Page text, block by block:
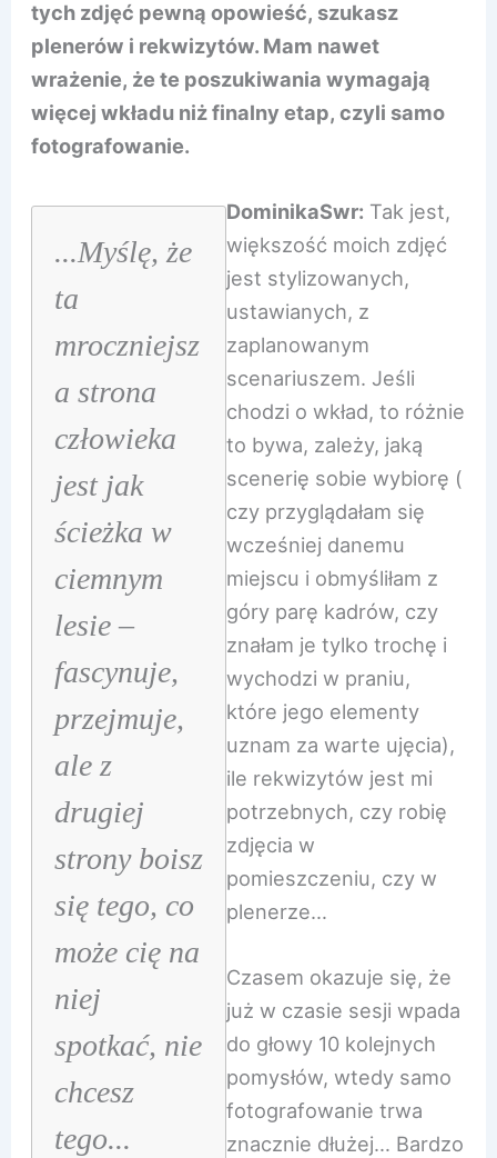
tych zdjęć pewną opowieść, szukasz
plenerów i rekwizytów. Mam nawet
wrażenie, że te poszukiwania wymagają
więcej wkładu niż finalny etap, czyli samo
fotografowanie.
...Myślę, że
ta
mroczniejsz
a strona
człowieka
jest jak
ścieżka w
ciemnym
lesie –
fascynuje,
przejmuje,
ale z
drugiej
strony boisz
się tego, co
może cię na
niej
spotkać, nie
chcesz
tego...
DominikaSwr: Tak jest,
większość moich zdjęć
jest stylizowanych,
ustawianych, z
zaplanowanym
scenariuszem. Jeśli
chodzi o wkład, to różnie
to bywa, zależy, jaką
scenerię sobie wybiorę (
czy przyglądałam się
wcześniej danemu
miejscu i obmyśliłam z
góry parę kadrów, czy
znałam je tylko trochę i
wychodzi w praniu,
które jego elementy
uznam za warte ujęcia),
ile rekwizytów jest mi
potrzebnych, czy robię
zdjęcia w
pomieszczeniu, czy w
plenerze…
Czasem okazuje się, że
już w czasie sesji wpada
do głowy 10 kolejnych
pomysłów, wtedy samo
fotografowanie trwa
znacznie dłużej… Bardzo